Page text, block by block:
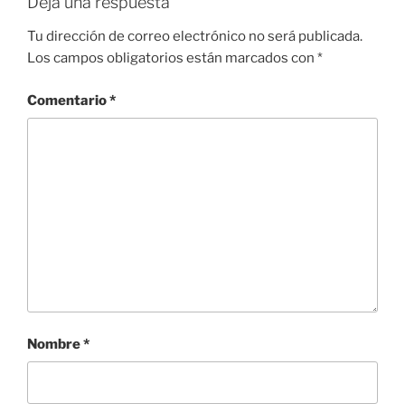
Tu dirección de correo electrónico no será publicada.
Los campos obligatorios están marcados con *
Comentario*
Nombre*